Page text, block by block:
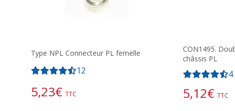
Type NPL Connecteur PL femelle
12
5,23€ TTC
CON1495.
châssis PL
4
5,12€ TTC